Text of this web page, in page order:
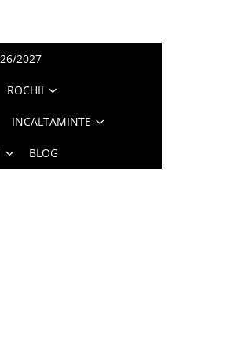
2027
ROCHII
INCALTAMINTE
BLOG